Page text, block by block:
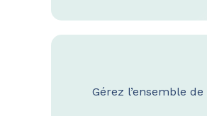
Gérez l’ensemble